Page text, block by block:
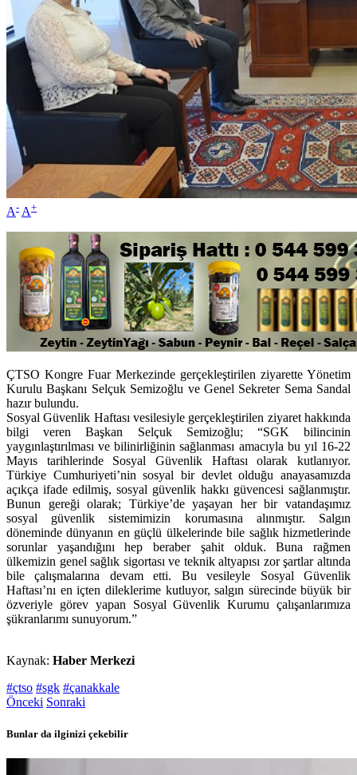
A- A+
ÇTSO Kongre Fuar Merkezinde gerçekleştirilen ziyarette Yönetim
Kurulu Başkanı Selçuk Semizoğlu ve Genel Sekreter Sema Sandal
hazır bulundu.
Sosyal Güvenlik Haftası vesilesiyle gerçekleştirilen ziyaret hakkında
bilgi veren Başkan Selçuk Semizoğlu; “SGK bilincinin
yaygınlaştırılması ve bilinirliğinin sağlanması amacıyla bu yıl 16-22
Mayıs tarihlerinde Sosyal Güvenlik Haftası olarak kutlanıyor.
Türkiye Cumhuriyeti’nin sosyal bir devlet olduğu anayasamızda
açıkça ifade edilmiş, sosyal güvenlik hakkı güvencesi sağlanmıştır.
Bunun gereği olarak; Türkiye’de yaşayan her bir vatandaşımız
sosyal güvenlik sistemimizin korumasına alınmıştır. Salgın
döneminde dünyanın en güçlü ülkelerinde bile sağlık hizmetlerinde
sorunlar yaşandığını hep beraber şahit olduk. Buna rağmen
ülkemizin genel sağlık sigortası ve teknik altyapısı zor şartlar altında
bile çalışmalarına devam etti. Bu vesileyle Sosyal Güvenlik
Haftası’nı en içten dileklerime kutluyor, salgın sürecinde büyük bir
özveriyle görev yapan Sosyal Güvenlik Kurumu çalışanlarımıza
şükranlarımı sunuyorum.”
Kaynak: Haber Merkezi
#çtso #sgk #çanakkale
Önceki Sonraki
Bunlar da ilginizi çekebilir